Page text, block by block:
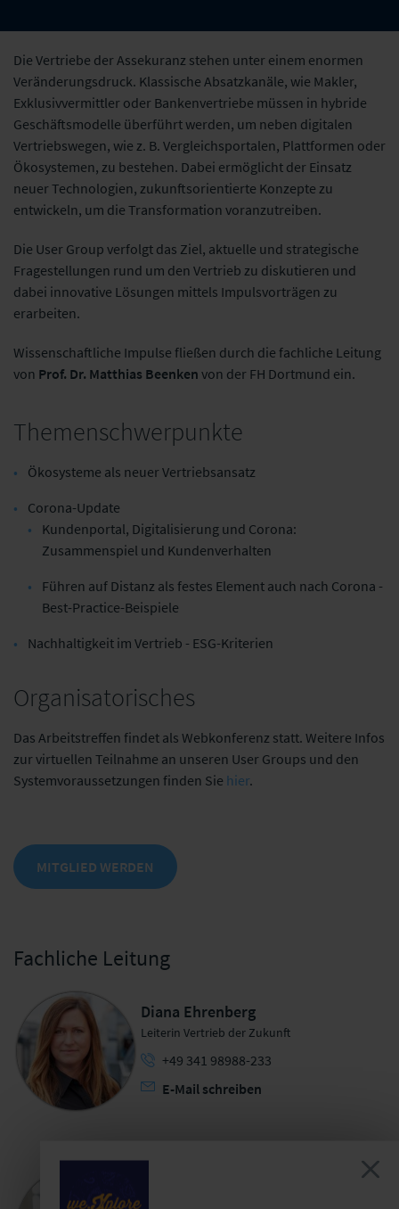
Die Vertriebe der Assekuranz stehen unter einem enormen
Veränderungsdruck. Klassische Absatzkanäle, wie Makler,
Exklusivvermittler oder Bankenvertriebe müssen in hybride
Geschäftsmodelle überführt werden, um neben digitalen
Vertriebswegen, wie z. B. Vergleichsportalen, Plattformen oder
Ökosystemen, zu bestehen. Dabei ermöglicht der Einsatz
neuer Technologien, zukunftsorientierte Konzepte zu
entwickeln, um die Transformation voranzutreiben.
Die User Group verfolgt das Ziel, aktuelle und strategische
Fragestellungen rund um den Vertrieb zu diskutieren und
dabei innovative Lösungen mittels Impulsvorträgen zu
erarbeiten.
Wissenschaftliche Impulse fließen durch die fachliche Leitung
von Prof. Dr. Matthias Beenken von der FH Dortmund ein.
Themenschwerpunkte
Ökosysteme als neuer Vertriebsansatz
Corona-Update
Kundenportal, Digitalisierung und Corona:
Zusammenspiel und Kundenverhalten
Führen auf Distanz als festes Element auch nach Corona -
Best-Practice-Beispiele
Nachhaltigkeit im Vertrieb - ESG-Kriterien
Organisatorisches
Das Arbeitstreffen findet als Webkonferenz statt. Weitere Infos
zur virtuellen Teilnahme an unseren User Groups und den
Systemvoraussetzungen finden Sie hier.
MITGLIED WERDEN
Fachliche Leitung
Diana Ehrenberg
Leiterin Vertrieb der Zukunft
+49 341 98988-233
E-Mail schreiben